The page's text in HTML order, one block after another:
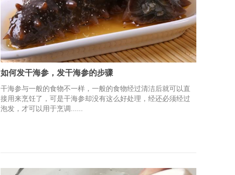
如何发干海参，发干海参的步骤
干海参与一般的食物不一样，一般的食物经过清洁后就可以直
接用来烹饪了，可是干海参却没有这么好处理，经还必须经过
泡发，才可以用于烹调......